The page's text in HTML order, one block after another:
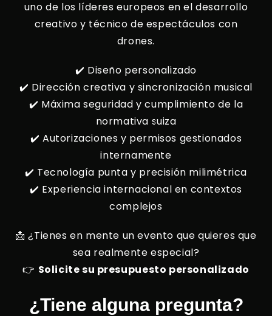
uno de los líderes europeos en el desarrollo
creativo y técnico de espectáculos con
drones.
✔️ Diseño personalizado
✔️ Dirección creativa y sincronización musical
✔️ Máxima seguridad y cumplimiento de la
normativa suiza
✔️ Autorizaciones y permisos gestionados
internamente
✔️ Tecnología punta y precisión milimétrica
✔️ Experiencia internacional en contextos
complejos
📩 ¿Tienes en mente un evento que quieres que
sea realmente especial?
👉 Solicite su presupuesto personalizado
¿Tiene alguna pregunta?